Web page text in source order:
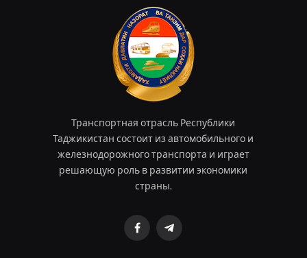
Транспортная отрасль Республики
Таджикистан состоит из автомобильного и
железнодорожного транспорта и играет
решающую роль в развитии экономики
страны.
FacebookTelegram